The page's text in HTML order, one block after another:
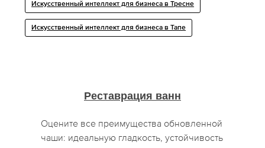
Искусственный интеллект для бизнеса в Тресне
Искусственный интеллект для бизнеса в Тапе
Реставрация ванн
Оцените все преимущества обновленной
чаши: идеальную гладкость, устойчивость